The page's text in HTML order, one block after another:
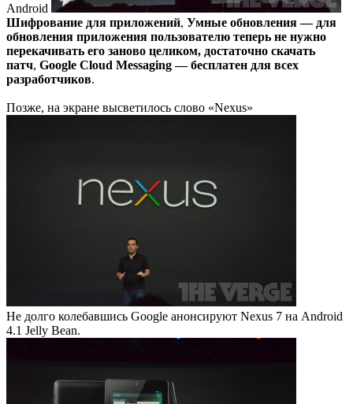
Android
Шифрование для приложений, Умные обновления — для
обновления приложения пользователю теперь не нужно
перекачивать его заново целиком, достаточно скачать
патч, Google Cloud Messaging — бесплатен для всех
разработчиков.
Позже, на экране высветилось слово «Nexus»
Не долго колебавшись Google анонсируют Nexus 7 на Android
4.1 Jelly Bean.